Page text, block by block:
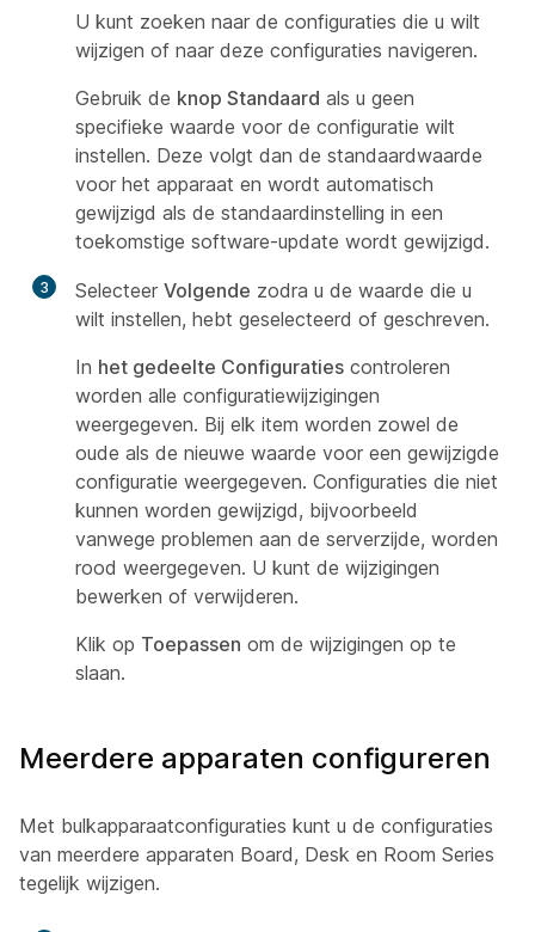
U kunt zoeken naar de configuraties die u wilt
wijzigen of naar deze configuraties navigeren.
Gebruik de knop Standaard als u geen
specifieke waarde voor de configuratie wilt
instellen. Deze volgt dan de standaardwaarde
voor het apparaat en wordt automatisch
gewijzigd als de standaardinstelling in een
toekomstige software-update wordt gewijzigd.
3 Selecteer Volgende zodra u de waarde die u
wilt instellen, hebt geselecteerd of geschreven.
In het gedeelte Configuraties controleren
worden alle configuratiewijzigingen
weergegeven. Bij elk item worden zowel de
oude als de nieuwe waarde voor een gewijzigde
configuratie weergegeven. Configuraties die niet
kunnen worden gewijzigd, bijvoorbeeld
vanwege problemen aan de serverzijde, worden
rood weergegeven. U kunt de wijzigingen
bewerken of verwijderen.
Klik op Toepassen om de wijzigingen op te
slaan.
Meerdere apparaten configureren
Met bulkapparaatconfiguraties kunt u de configuraties
van meerdere apparaten Board, Desk en Room Series
tegelijk wijzigen.